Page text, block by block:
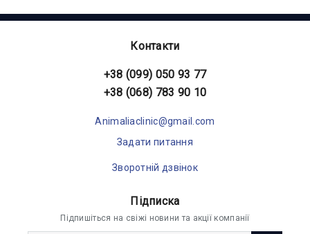
Контакти
+38 (099) 050 93 77
+38 (068) 783 90 10
Animaliaclinic@gmail.com
Задати питання
Зворотній дзвінок
Підписка
Підпишіться на свіжі новини та акції компанії